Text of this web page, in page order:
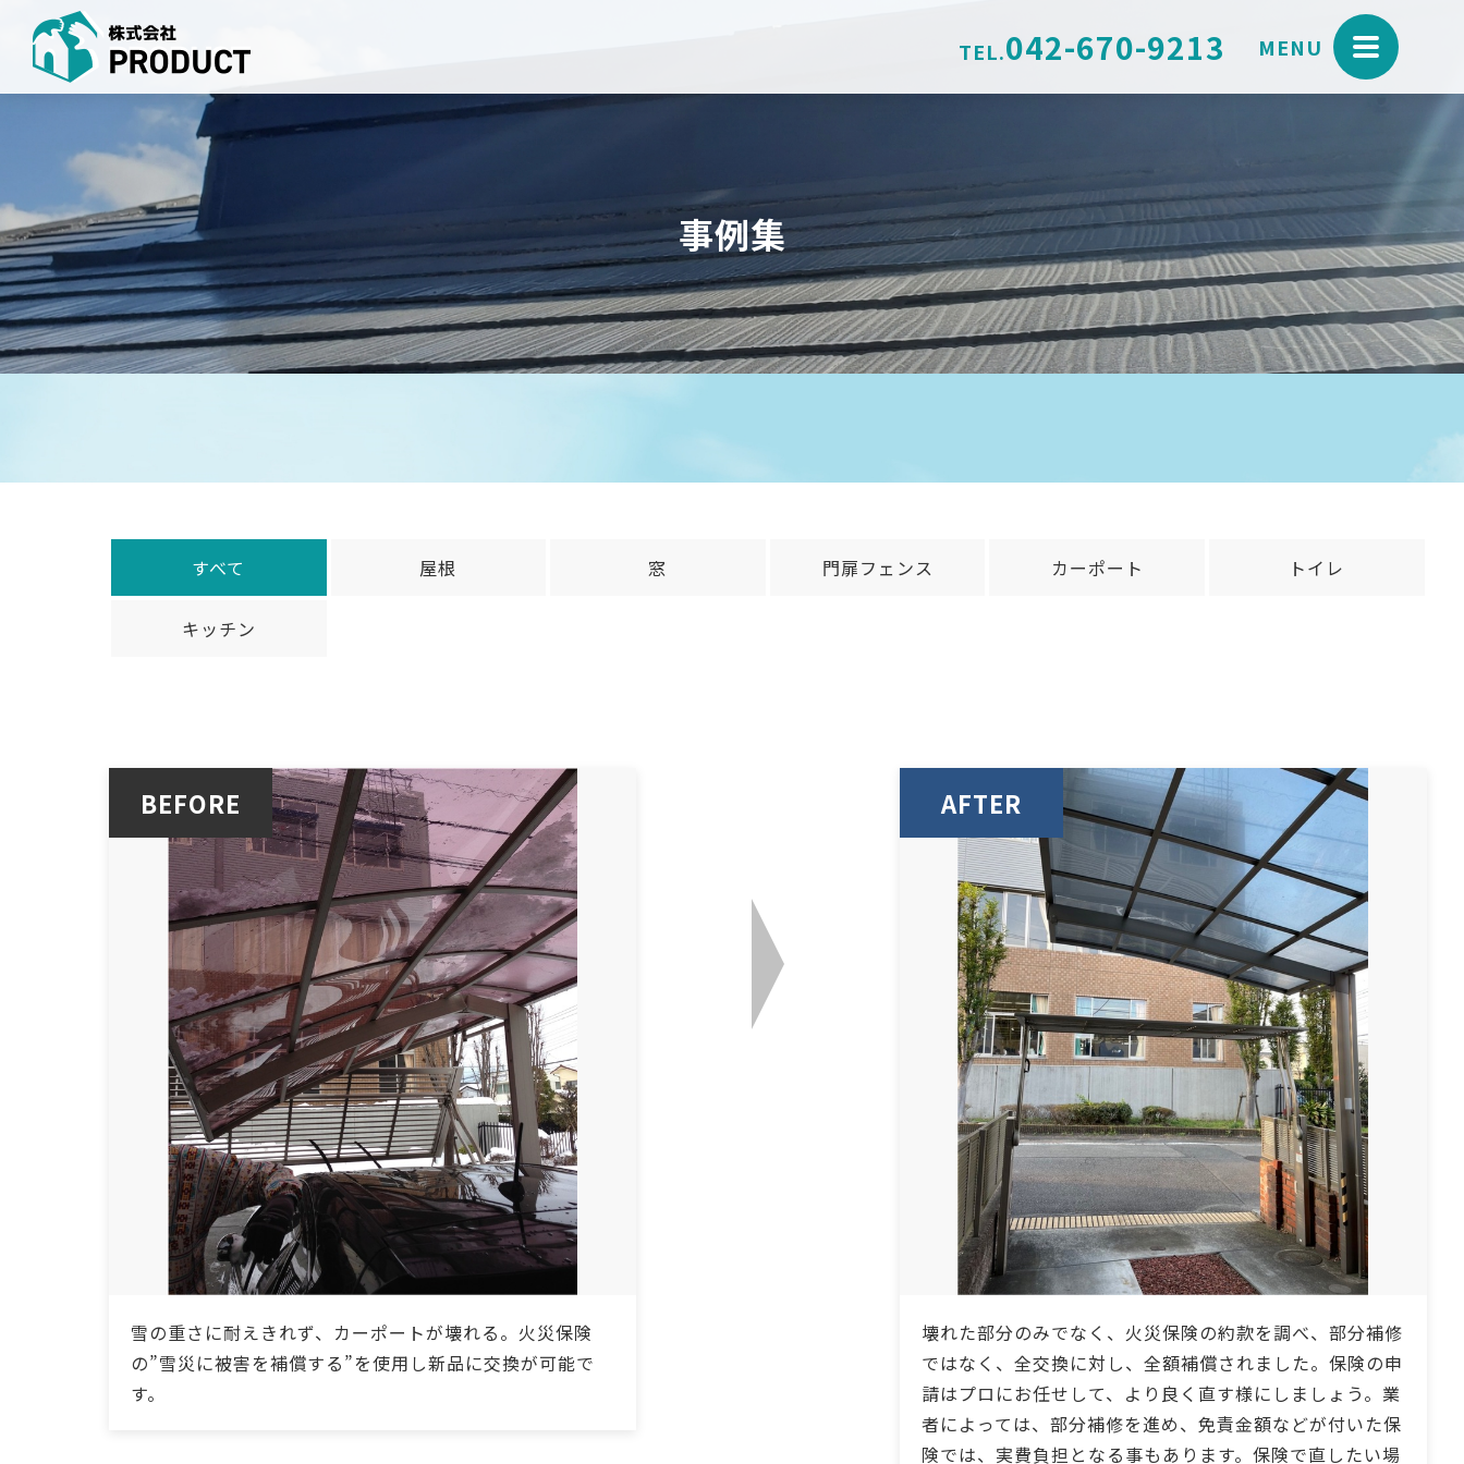
TEL.042-670-9213 MENU
事例集
すべて 屋根 窓 門扉フェンス カーポート トイレ
キッチン
雪の重さに耐えきれず、カーポートが壊れる。火災保険
の”雪災に被害を補償する”を使用し新品に交換が可能で
す。
壊れた部分のみでなく、火災保険の約款を調べ、部分補修
ではなく、全交換に対し、全額補償されました。保険の申
請はプロにお任せして、より良く直す様にしましょう。業
者によっては、部分補修を進め、免責金額などが付いた保
険では、実費負担となる事もあります。保険で直したい場